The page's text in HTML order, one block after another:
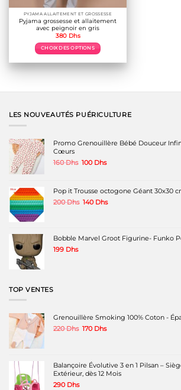
PYJAMA ALLAITEMENT ET GROSSESSE
Pyjama grossesse et allaitement
avec peignoir en gris
380 Dhs
CHOIX DES OPTIONS
variations.
options
sur
la
page
LES NOUVEAUTÉS PUÉRICULTURE
Promo Grenouillère Bébé Douceur
Cœurs
160Dhs Le
160 Dhs.
100 DhsLe
100 Dhs.
Pop it Trousse octogone Géant 30x30
200Dhs Le
200 Dhs.
140 DhsLe
140 Dhs.
Bobble Marvel Groot Figurine- Funko
199 Dhs
TOP VENTES
Grenouillère Smoking 100% Coton -
220Dhs Le
220 Dhs.
170 DhsLe
170 Dhs.
Balançoire Évolutive 3 en 1 Pilsan –
Extérieur, dès 12 Mois
290 Dhs